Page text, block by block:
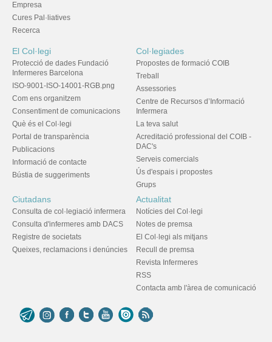
Empresa
Cures Pal·liatives
Recerca
El Col·legi
Protecció de dades Fundació
Infermeres Barcelona
ISO-9001-ISO-14001-RGB.png
Com ens organitzem
Consentiment de comunicacions
Què és el Col·legi
Portal de transparència
Publicacions
Informació de contacte
Bústia de suggeriments
Col·legiades
Propostes de formació COIB
Treball
Assessories
Centre de Recursos d’Informació
Infermera
La teva salut
Acreditació professional del COIB -
DAC's
Serveis comercials
Ús d'espais i propostes
Grups
Ciutadans
Consulta de col·legiació infermera
Consulta d'infermeres amb DACS
Registre de societats
Queixes, reclamacions i denúncies
Actualitat
Notícies del Col·legi
Notes de premsa
El Col·legi als mitjans
Recull de premsa
Revista Infermeres
RSS
Contacta amb l'àrea de comunicació